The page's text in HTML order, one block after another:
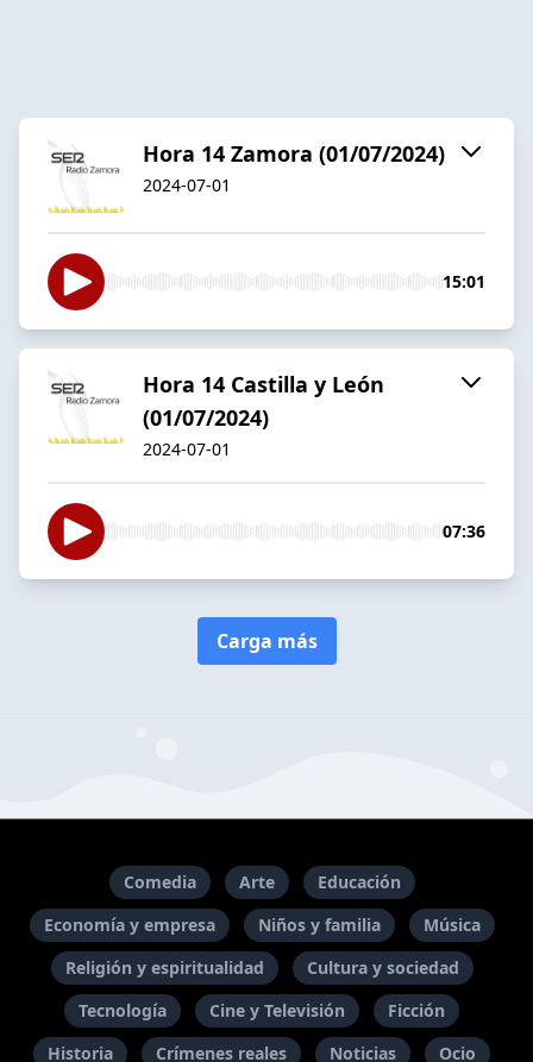
Hora 14 Zamora (01/07/2024)
2024-07-01
15:01
Hora 14 Castilla y León
(01/07/2024)
2024-07-01
07:36
Carga más
Comedia Arte
Educación
Economía y empresa
Niños y familia
Música
Religión y espiritualidad
Cultura y sociedad
Tecnología
Cine y Televisión
Ficción
Historia
Crímenes reales Noticias Ocio